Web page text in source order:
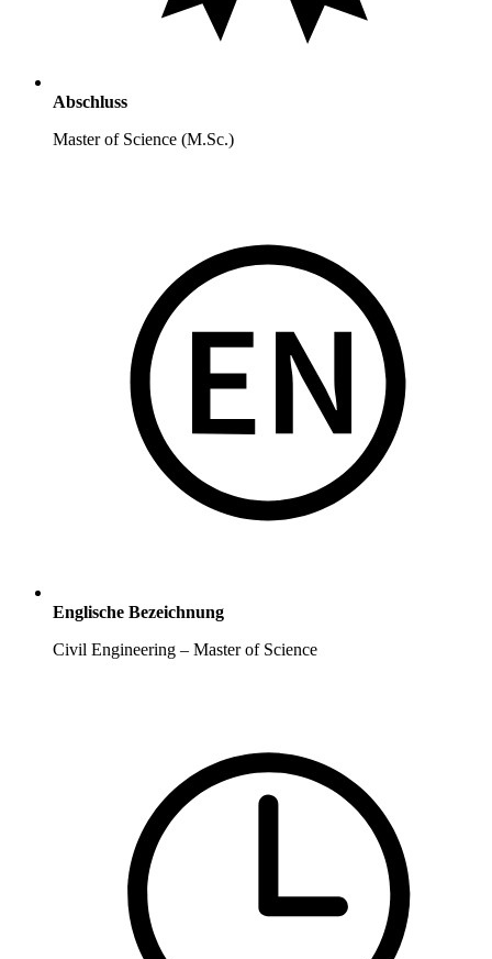
Abschluss
Master of Science (M.Sc.)
Englische Bezeichnung
Civil Engineering – Master of Science